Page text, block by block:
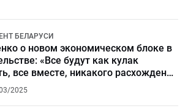
БЕЛАРУСИ
о новом экономическом блоке в
«Все будут как кулак
все вместе, никакого расхождения
должно»
2025